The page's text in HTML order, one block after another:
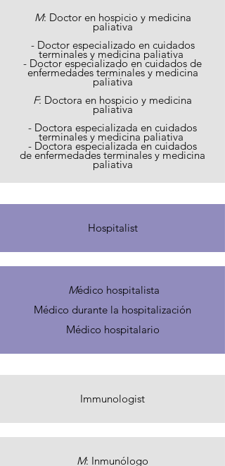
M: Doctor en hospicio y medicina
paliativa
- Doctor especializado en cuidados
terminales y medicina paliativa
- Doctor especializado en cuidados de
enfermedades terminales y medicina
paliativa
F: Doctora en hospicio y medicina
paliativa
- Doctora especializada en cuidados
terminales y medicina paliativa
- Doctora especializada en cuidados
de enfermedades terminales y medicina
paliativa
Hospitalist
Médico hospitalista
Médico durante la hospitalización
Médico hospitalario
Immunologist
M: Inmunólogo